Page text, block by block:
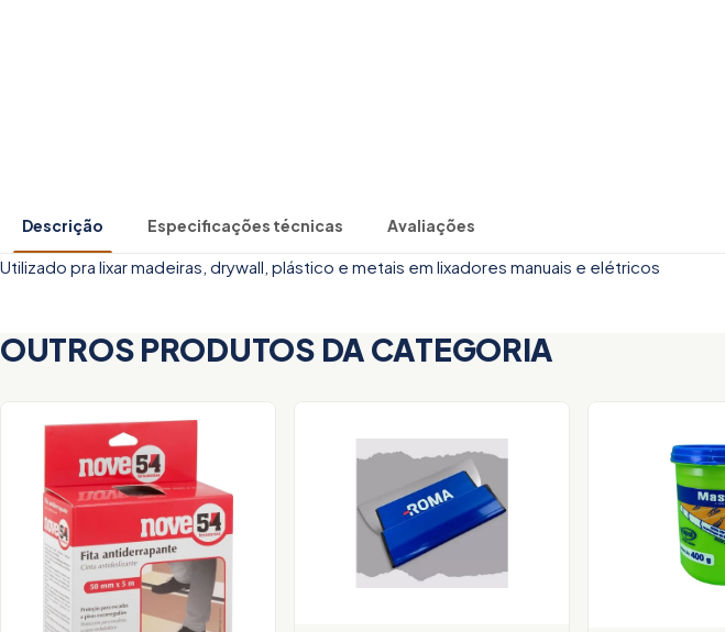
Descrição Especificações técnicas Avaliações
Utilizado pra lixar madeiras, drywall, plástico e metais em lixadores manuais e elétricos
OUTROS PRODUTOS DA CATEGORIA